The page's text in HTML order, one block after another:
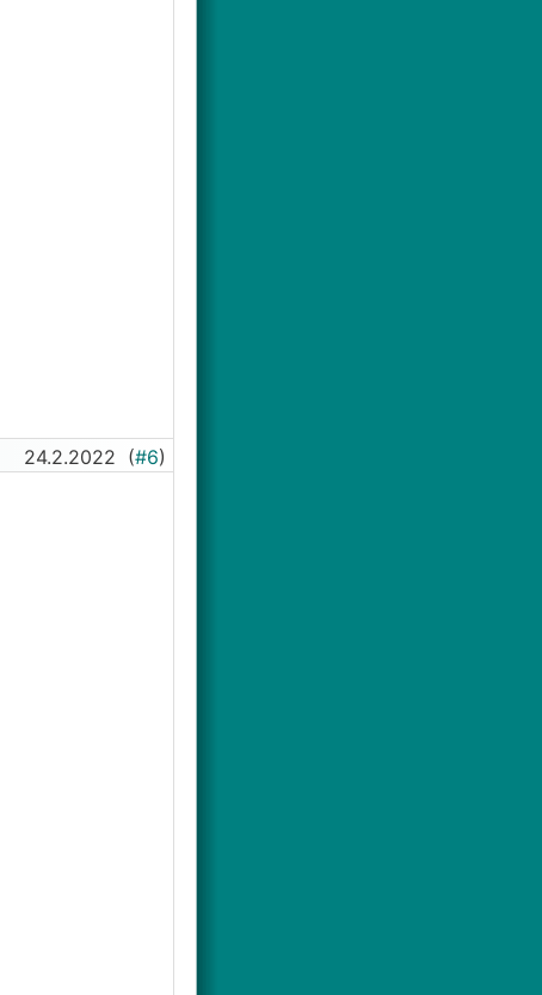
24.2.2022 (#6)